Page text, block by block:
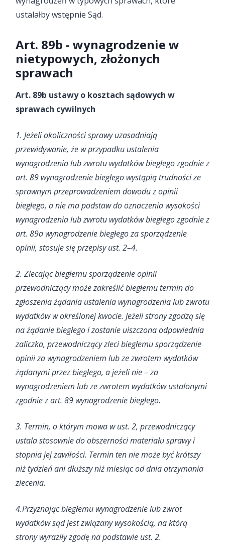
ustalałby wstępnie Sąd.
Art. 89b - wynagrodzenie w
nietypowych, złożonych
sprawach
Art. 89b ustawy o kosztach sądowych w
sprawach cywilnych
1. Jeżeli okoliczności sprawy uzasadniają
przewidywanie, że w przypadku ustalenia
wynagrodzenia lub zwrotu wydatków biegłego zgodnie z
art. 89 wynagrodzenie biegłego wystąpią trudności ze
sprawnym przeprowadzeniem dowodu z opinii
biegłego, a nie ma podstaw do oznaczenia wysokości
wynagrodzenia lub zwrotu wydatków biegłego zgodnie z
art. 89a wynagrodzenie biegłego za sporządzenie
opinii, stosuje się przepisy ust. 2–4.
2. Zlecając biegłemu sporządzenie opinii
przewodniczący może zakreślić biegłemu termin do
zgłoszenia żądania ustalenia wynagrodzenia lub zwrotu
wydatków w określonej kwocie. Jeżeli strony zgodzą się
na żądanie biegłego i zostanie uiszczona odpowiednia
zaliczka, przewodniczący zleci biegłemu sporządzenie
opinii za wynagrodzeniem lub ze zwrotem wydatków
żądanymi przez biegłego, a jeżeli nie – za
wynagrodzeniem lub ze zwrotem wydatków ustalonymi
zgodnie z art. 89 wynagrodzenie biegłego.
3. Termin, o którym mowa w ust. 2, przewodniczący
ustala stosownie do obszerności materiału sprawy i
stopnia jej zawiłości. Termin ten nie może być krótszy
niż tydzień ani dłuższy niż miesiąc od dnia otrzymania
zlecenia.
4.Przyznając biegłemu wynagrodzenie lub zwrot
wydatków sąd jest związany wysokością, na którą
strony wyraziły zgodę na podstawie ust. 2.